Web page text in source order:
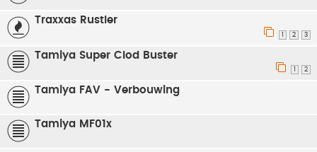
Traxxas Rustler
1 2 3
Tamiya Super Clod Buster
2
Tamiya FAV - Verbouwing
Tamiya MF01x